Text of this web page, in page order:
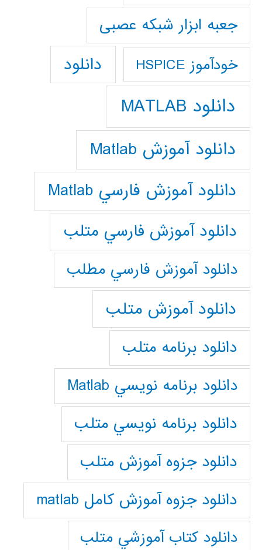
جعبه ابزار شبکه عصبی
خودآموز HSPICE دانلود
دانلود MATLAB
دانلود آموزش Matlab
دانلود آموزش فارسي Matlab
دانلود آموزش فارسي متلب
دانلود آموزش فارسي مطلب
دانلود آموزش متلب
دانلود برنامه متلب
دانلود برنامه نويسي Matlab
دانلود برنامه نويسي متلب
دانلود جزوه آموزش متلب
دانلود جزوه آموزش کامل matlab
دانلود كتاب آموزشي متلب